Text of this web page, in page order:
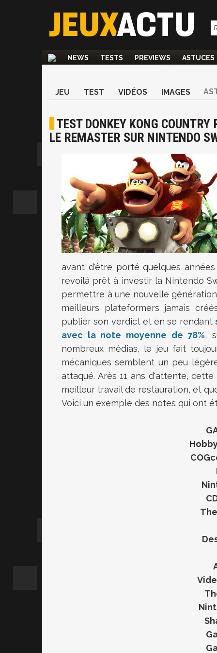
NEWS TESTS PREVIEWS ASTUCES
JEU TEST VIDÉOS IMAGES
TEST DONKEY KONG
LE REMASTER SUR NINTENDO
avant d'être porté quelques
revoilà prêt à investir la Nintendo
permettre à une nouvelle
meilleurs plateformers jamais
publier son verdict et en se rendant
avec la note moyenne de 78%,
nombreux médias, le jeu fait
mécaniques semblent un peu
attaqué. Arès 11 ans d'attente,
meilleur travail de restauration, et
Voici un exemple des notes qui ont